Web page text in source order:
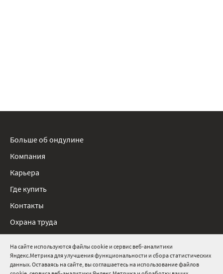
На сайте используются файлы cookie и сервис веб-аналитики
Яндекс.Метрика для улучшения функциональности и сбора статистических
данных. Оставаясь на сайте, вы соглашаетесь на использование файлов
8 800 511 91 82
Больше об ондулине
Компания
Карьера
Где купить
Контакты
Охрана труда